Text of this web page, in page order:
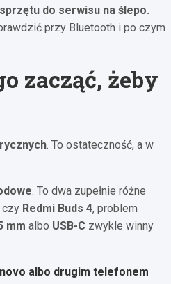
do serwisu na ślepo.
przy Bluetooth i po czym
zacząć, żeby
. To ostateczność, a w
. To dwa zupełnie różne
czy Redmi Buds 4, problem
mm albo USB-C zwykle winny
albo drugim telefonem